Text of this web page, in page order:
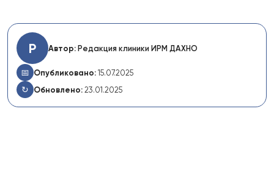
Р Автор: Редакция клиники ИРМ ДАХНО
📅 Опубликовано: 15.07.2025
↻ Обновлено: 23.01.2025